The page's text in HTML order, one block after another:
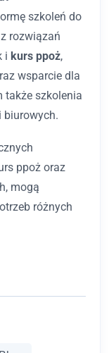
szkoleń do
rozwiązań
i kurs ppoż,
wsparcie dla
także szkolenia
biurowych.
ppoż oraz
mogą
różnych